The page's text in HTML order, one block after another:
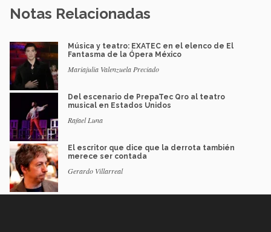
Notas Relacionadas
Música y teatro: EXATEC en el elenco de El
Fantasma de la Ópera México
Mariajulia Valenzuela Preciado
Del escenario de PrepaTec Qro al teatro
musical en Estados Unidos
Rafael Luna
El escritor que dice que la derrota también
merece ser contada
Gerardo Villarreal